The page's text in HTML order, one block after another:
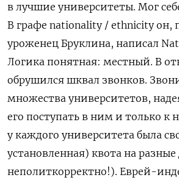
в лучшие университеты. Мог
В графе nationality / ethnicity он,
уроженец Бруклина, написал
Логика понятная: местный. В
обрушился шквал звонков.
множества университетов,
его поступать в ним и только к
у каждого университета была
установленная) квота на
неполиткорректно!). Еврей-